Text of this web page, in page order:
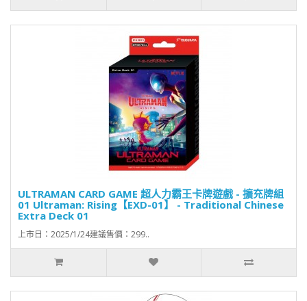
ULTRAMAN CARD GAME 超人力霸王卡牌遊戲 - 擴充牌組
01 Ultraman: Rising【EXD-01】 - Traditional Chinese
Extra Deck 01
上市日：2025/1/24建議售價：299..